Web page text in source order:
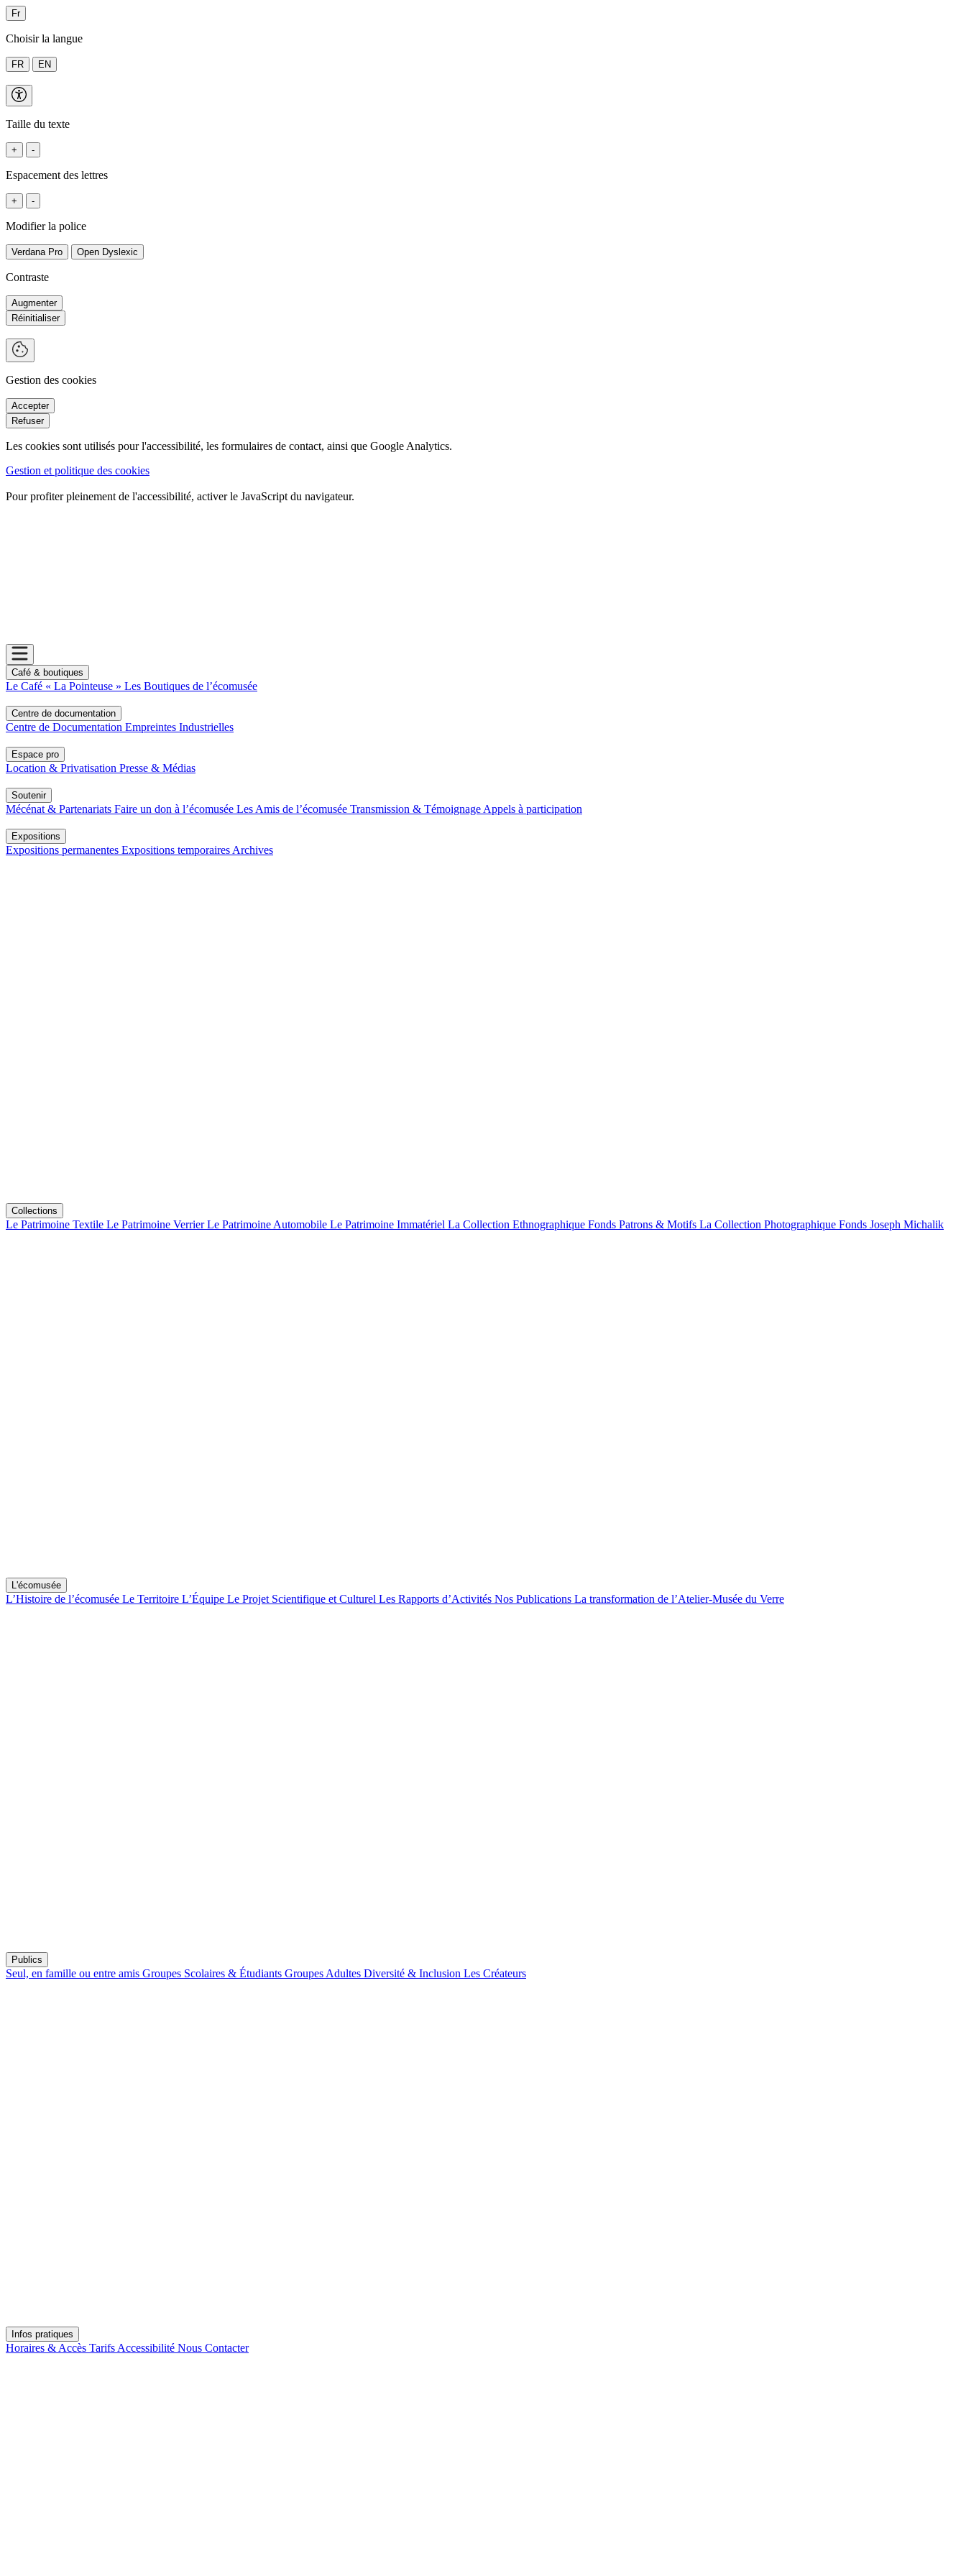
Fr
Choisir la langue
FR EN
Taille du texte
+ -
Espacement des lettres
+ -
Modifier la police
Verdana Pro Open Dyslexic
Contraste
Augmenter
Réinitialiser
Gestion des cookies
Les cookies sont utilisés pour l'accessibilité, les formulaires de contact, ainsi que Google Analytics.
Gestion et politique des cookies
Pour profiter pleinement de l'accessibilité, activer le JavaScript du navigateur.
Café & boutiques
Le Café « La Pointeuse » Les Boutiques de l’écomusée
Centre de documentation
Centre de Documentation Empreintes Industrielles
Espace pro
Location & Privatisation Presse & Médias
Soutenir
Mécénat & Partenariats Faire un don à l’écomusée Les Amis de l’écomusée Transmission & Témoignage Appels à participation
Expositions
Expositions permanentes Expositions temporaires Archives
Collections
Le Patrimoine Textile Le Patrimoine VerrierLe Patrimoine Automobile Le Patrimoine Immatériel La Collection Ethnographique Fonds Patrons & Motifs La Collection Photographique Fonds Joseph Michalik
L'écomusée
L’Histoire de l’écomusée Le Territoire L’Équipe Le Projet Scientifique et Culturel Les Rapports d’Activités Nos Publications La transformation de l’Atelier-Musée du Verre
Publics
Seul, en famille ou entre amis Groupes Scolaires & Étudiants Groupes Adultes Diversité & Inclusion Les Créateurs
Infos pratiques
Horaires & Accès Tarifs Accessibilité Nous Contacter